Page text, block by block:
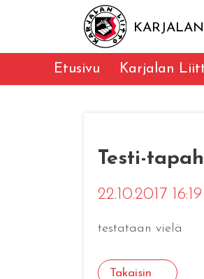
Etusivu Karjalan
Testi-
22.10.2017
testataan vielä
Takaisin